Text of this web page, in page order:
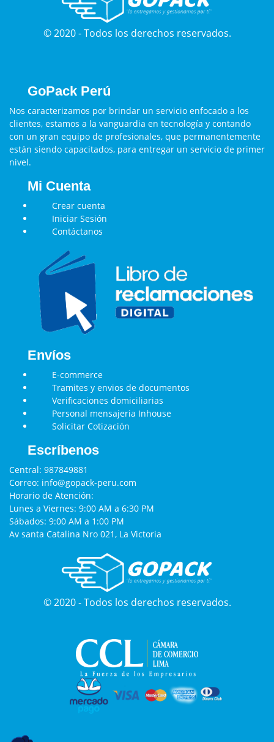
© 2020 - Todos los derechos reservados.
GoPack Perú
Nos caracterizamos por brindar un servicio enfocado a los
clientes, estamos a la vanguardia en tecnología y contando
con un gran equipo de profesionales, que permanentemente
están siendo capacitados, para entregar un servicio de primer
nivel.
Mi Cuenta
Crear cuenta
Iniciar Sesión
Contáctanos
Envíos
E-commerce
Tramites y envios de documentos
Verificaciones domiciliarias
Personal mensajeria Inhouse
Solicitar Cotización
Escríbenos
Central: 987849881
Correo: info@gopack-peru.com
Horario de Atención:
Lunes a Viernes: 9:00 AM a 6:30 PM
Sábados: 9:00 AM a 1:00 PM
Av santa Catalina Nro 021, La Victoria
© 2020 - Todos los derechos reservados.